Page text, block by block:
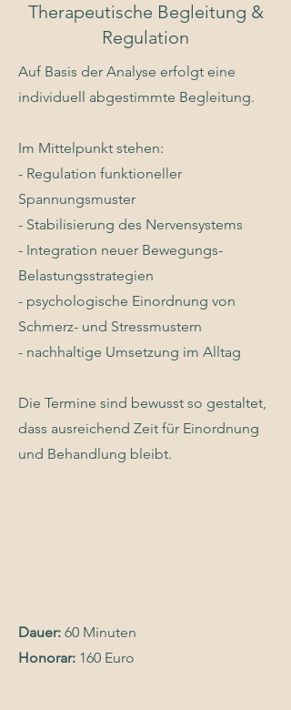
Therapeutische Begleitung &
Regulation
Auf Basis der Analyse erfolgt eine
individuell abgestimmte Begleitung.
Im Mittelpunkt stehen:
- Regulation funktioneller
Spannungsmuster
- Stabilisierung des Nervensystems
- Integration neuer Bewegungs-
Belastungsstrategien
- psychologische Einordnung von
Schmerz- und Stressmustern
- nachhaltige Umsetzung im Alltag
Die Termine sind bewusst so gestaltet,
dass ausreichend Zeit für Einordnung
und Behandlung bleibt.
Dauer: 60 Minuten
Honorar: 160 Euro